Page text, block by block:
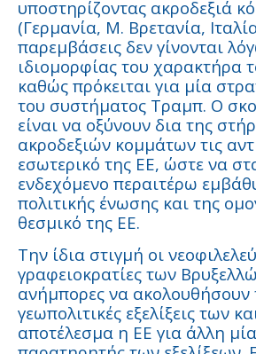
υποστηρίζοντας ακροδεξιά
(Γερμανία, Μ. Βρετανία,
παρεμβάσεις δεν γίνονται
ιδιομορφίας του χαρακτήρα
καθώς πρόκειται για μία
του συστήματος Τραμπ. Ο
είναι να οξύνουν δια της
ακροδεξιών κομμάτων τις
εσωτερικό της ΕΕ, ώστε να
ενδεχόμενο περαιτέρω
πολιτικής ένωσης και της
θεσμικό της ΕΕ.
Την ίδια στιγμή οι
γραφειοκρατίες των
ανήμπορες να ακολουθήσουν
γεωπολιτικές εξελίξεις των
αποτέλεσμα η ΕΕ για άλλη